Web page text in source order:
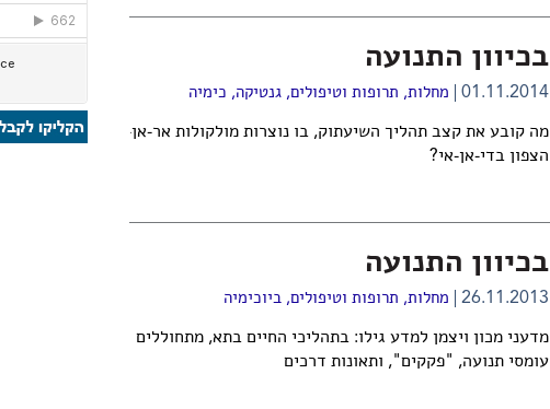
בכיוון התנועה
01.11.2014 מחלות, תרופות וטיפולים,גנטיקה, כימיה
מה קובע את קצב תהליך השיעתוק, בו נוצרות מולקולות אר-אן-אי על בסיס המידע
הצפון בדי-אן-אי?
בכיוון התנועה
26.11.2013 מחלות, תרופות וטיפולים,ביוכימיה
מדעני מכון ויצמן למדע גילו: בתהליכי החיים בתא, מתחוללים
עומסי תנועה, "פקקים", ותאונות דרכים